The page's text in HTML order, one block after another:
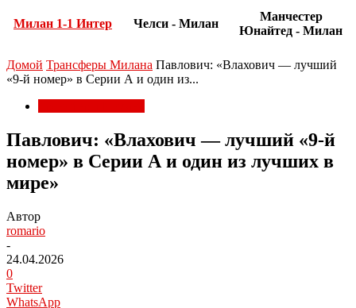
Милан 1-1 Интер Челси - Милан
Манчестер
Юнайтед - Милан
Домой Трансферы Милана Павлович: «Влахович — лучший
«9-й номер» в Серии А и один из...
Павлович: «Влахович — лучший «9-й
номер» в Серии А и один из лучших в
мире»
Автор
romario
-
24.04.2026
0
Twitter
WhatsApp